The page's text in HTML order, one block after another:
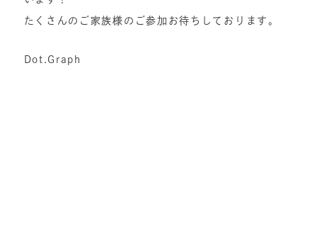
たくさんのご家族様のご参加お待ちしております。
Dot.Graph